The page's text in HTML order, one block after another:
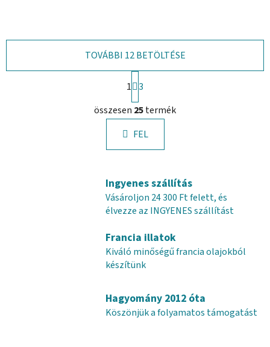
L
i
s
t
a
r
á
n
í
t
á
s
l
e
TOVÁBBI 12 BETÖLTÉSE
L
a
p
o
z
á
1 3
összesen 25termék
FEL
Ingyenes szállítás
Vásároljon 24 300 Ft felett, és
élvezze az INGYENES szállítást
Francia illatok
Kiváló minőségű francia olajokból
készítünk
Hagyomány 2012 óta
Köszönjük a folyamatos támogatást